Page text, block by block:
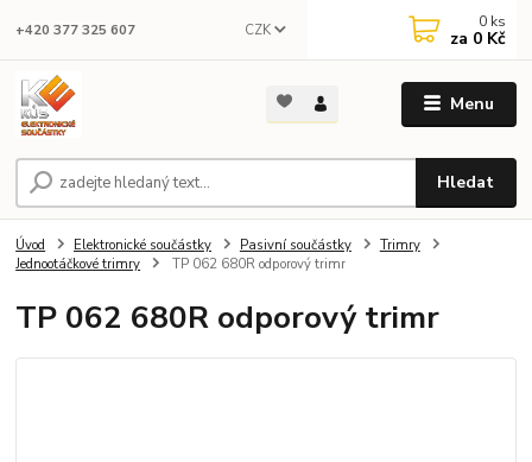
Menu
CZK
Hledat
+420 377 325 607 0 ks
za 0 Kč
Úvod Elektronické součástky Pasivní součástky
Trimry
Jednootáčkové trimry
TP 062 680R odporový trimr
TP 062 680R odporový trimr